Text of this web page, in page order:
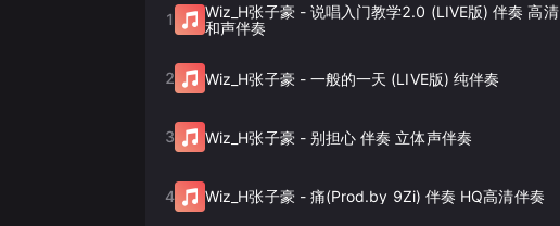
1 Wiz_H张子豪- 说唱入门教学2.0 (LIVE版) 伴奏 高清
和声伴奏
2 Wiz_H张子豪- 一般的一天 (LIVE版) 纯伴奏
3 Wiz_H张子豪- 别担心 伴奏 立体声伴奏
4 Wiz_H张子豪- 痛(Prod.by 9Zi) 伴奏 HQ高清伴奏